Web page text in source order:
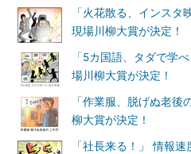
「火花散る、インス
現場川柳大賞が決定！
「5カ国語、タダで学
場川柳大賞が決定！
「作業服、脱げぬ老
柳大賞が決定！
「社長来る！」 情報